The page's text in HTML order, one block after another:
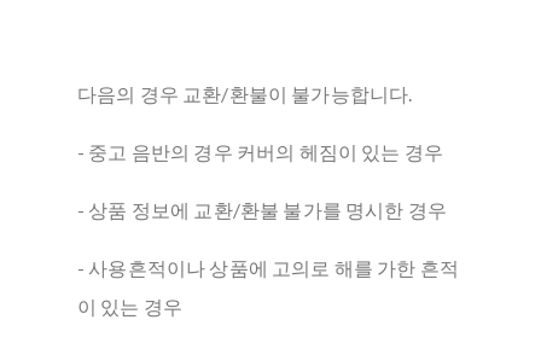
다음의 경우 교환/환불이 불가능합니다.
- 중고 음반의 경우 커버의 헤짐이 있는 경우
- 상품 정보에 교환/환불 불가를 명시한 경우
- 사용흔적이나 상품에 고의로 해를 가한 흔적
이 있는 경우